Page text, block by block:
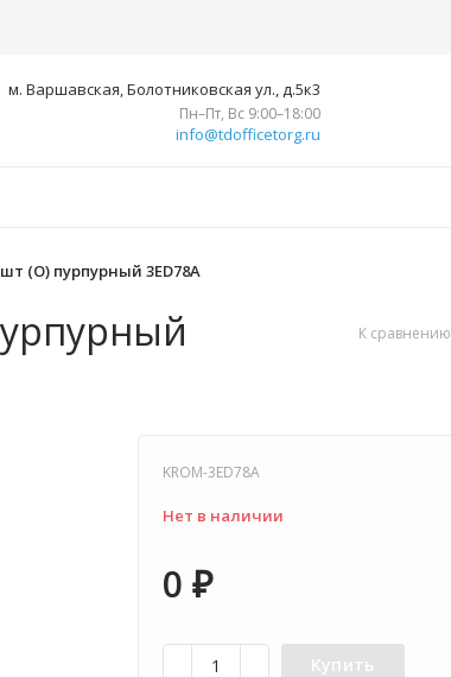
м. Варшавская, Болотниковская ул., д.5к3
Пн–Пт, Вс 9:00–18:00
info@tdofficetorg.ru
(О) пурпурный 3ED78A
К сравнению
KROM-3ED78A
Нет в наличии
0 ₽
Купить